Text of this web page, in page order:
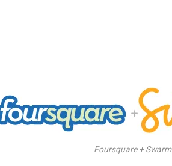
Foursquare + Swarm